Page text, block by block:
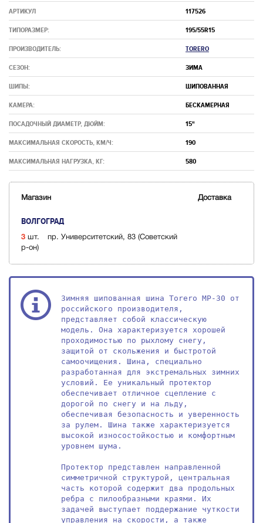
АРТИКУЛ 117526
ТИПОРАЗМЕР: 195/55R15
ПРОИЗВОДИТЕЛЬ: TORERO
СЕЗОН: ЗИМА
ШИПЫ: ШИПОВАННАЯ
КАМЕРА: БЕСКАМЕРНАЯ
ПОСАДОЧНЫЙ ДИАМЕТР, ДЮЙМ: 15"
МАКСИМАЛЬНАЯ СКОРОСТЬ, КМ/Ч: 190
МАКСИМАЛЬНАЯ НАГРУЗКА, КГ: 580
Магазин Доставка
ВОЛГОГРАД
3 шт.
пр. Университетский, 83 (Советский
р-он)
Зимняя шипованная шина Torero MP-30 от
российского производителя,
представляет собой классическую
модель. Она характеризуется хорошей
проходимостью по рыхлому снегу,
защитой от скольжения и быстротой
самоочищения. Шина, специально
разработанная для экстремальных зимних
условий. Ее уникальный протектор
обеспечивает отличное сцепление с
дорогой по снегу и на льду,
обеспечивая безопасность и уверенность
за рулем. Шина также характеризуется
высокой износостойкостью и комфортным
уровнем шума.
Протектор представлен направленной
симметричной структурой, центральная
часть которой содержит два продольных
ребра с пилообразными краями. Их
задачей выступает поддержание чуткости
управления на скорости, а также